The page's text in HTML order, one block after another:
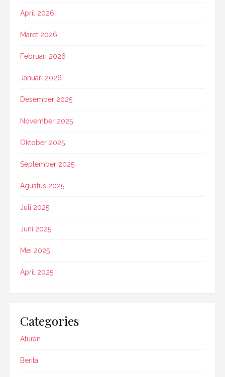
April 2026
Maret 2026
Februari 2026
Januari 2026
Desember 2025
November 2025
Oktober 2025
September 2025
Agustus 2025
Juli 2025
Juni 2025
Mei 2025
April 2025
Categories
Aturan
Berita